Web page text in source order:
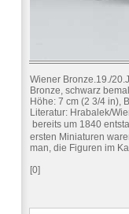
Wiener Bronze.19./
Bronze, schwarz
Höhe: 7 cm (2 3/4 in),
Literatur: Hrabalek/
bereits um 1840
ersten Miniaturen
man, die Figuren im
[0]